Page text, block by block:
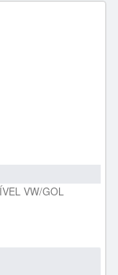
VW/GOL